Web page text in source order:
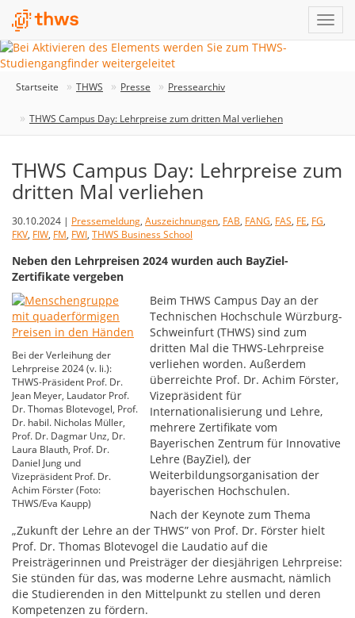
Startseite THWS Presse Pressearchiv
THWS Campus Day: Lehrpreise zum dritten Mal verliehen
THWS Campus Day: Lehrpreise zum
dritten Mal verliehen
30.10.2024 | Pressemeldung, Auszeichnungen, FAB, FANG, FAS, FE, FG,
FKV, FIW, FM, FWI, THWS Business School
Neben den Lehrpreisen 2024 wurden auch BayZiel-
Zertifikate vergeben
Bei der Verleihung der
Lehrpreise 2024 (v. li.):
THWS-Präsident Prof. Dr.
Jean Meyer, Laudator Prof.
Dr. Thomas Blotevogel, Prof.
Dr. habil. Nicholas Müller,
Prof. Dr. Dagmar Unz, Dr.
Laura Blauth, Prof. Dr.
Daniel Jung und
Vizepräsident Prof. Dr.
Achim Förster (Foto:
THWS/Eva Kaupp)
Beim THWS Campus Day an der
Technischen Hochschule Würzburg-
Schweinfurt (THWS) sind zum
dritten Mal die THWS-Lehrpreise
verliehen worden. Außerdem
überreichte Prof. Dr. Achim Förster,
Vizepräsident für
Internationalisierung und Lehre,
mehrere Zertifikate vom
Bayerischen Zentrum für Innovative
Lehre (BayZiel), der
Weiterbildungsorganisation der
bayerischen Hochschulen.
Nach der Keynote zum Thema
„Zukunft der Lehre an der THWS” von Prof. Dr. Förster hielt
Prof. Dr. Thomas Blotevogel die Laudatio auf die
Preisträgerinnen und Preisträger der diesjährigen Lehrpreise:
Sie stünden für das, was moderne Lehre ausmacht, nämlich
die Studierenden in den Mittelpunkt zu stellen und deren
Kompetenzen zu fördern.